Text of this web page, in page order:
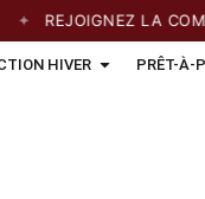
REJOIGNEZ LA
HIVER PRÊT-À-